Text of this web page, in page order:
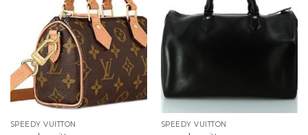
SPEEDY VUITTON SPEEDY VUITTON